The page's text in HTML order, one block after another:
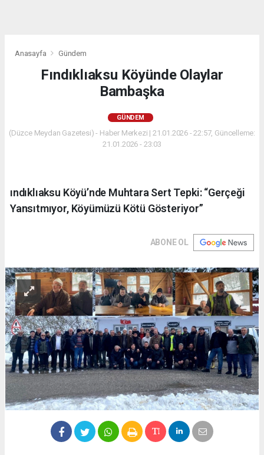
Anasayfa Gündem
Fındıklıaksu Köyünde Olaylar
Bambaşka
GÜNDEM
(Düzce Meydan Gazetesi) - Haber Merkezi | 21.01.2026 - 22:57, Güncelleme:
21.01.2026 - 23:03
ındıklıaksu Köyü’nde Muhtara Sert Tepki: “Gerçeği
Yansıtmıyor, Köyümüzü Kötü Gösteriyor”
ABONE OL